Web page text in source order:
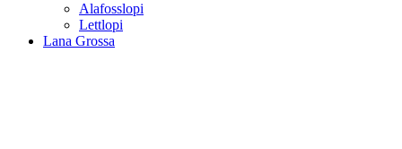
Alafosslopi
Lettlopi
Lana Grossa